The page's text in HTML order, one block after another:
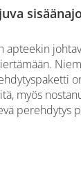
apteekin
myös
perehdytys